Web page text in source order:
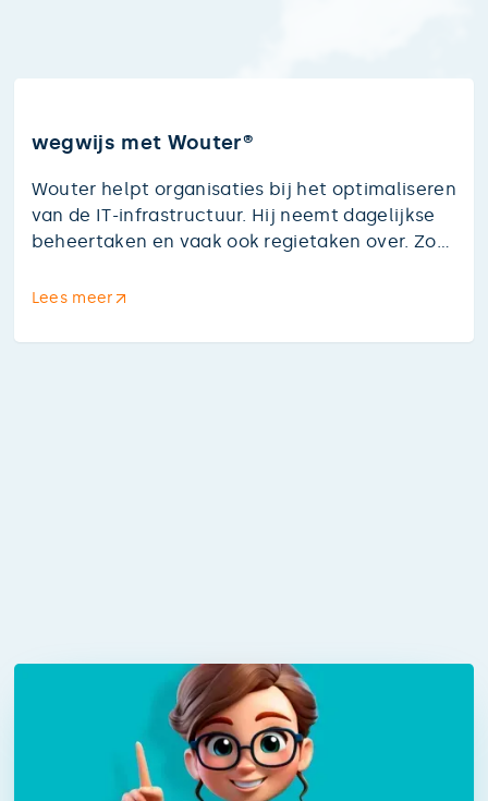
wegwijs met Wouter®
Wouter helpt organisaties bij het optimaliseren
van de IT-infrastructuur. Hij neemt dagelijkse
beheertaken en vaak ook regietaken over. Zo
maken over updates, back-ups of security en
innovatie. Met Wouter is uw IT in goede
Lees meer
ik ben iris®
ik ben iris® maakt het werken in de zorg een